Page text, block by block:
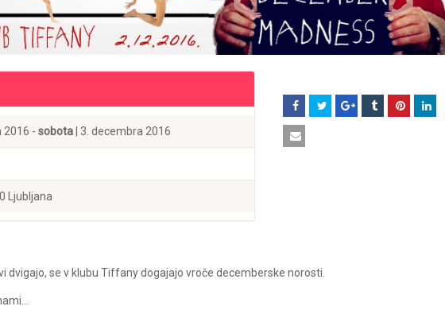
2016 - sobota | 3. decembra 2016
Ljubljana
dvigajo, se v klubu Tiffany dogajajo vroče decemberske norosti.